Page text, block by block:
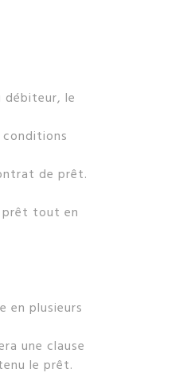
débiteur, le
de prêt.
prêt tout en
en plusieurs
une clause
le prêt.